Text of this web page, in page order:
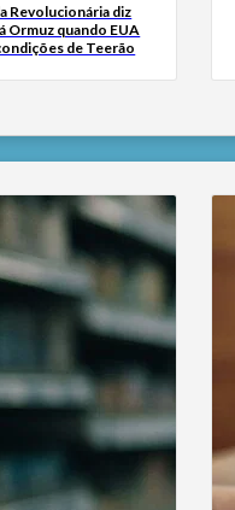
Revolucionária diz
Ormuz quando EUA
de Teerão